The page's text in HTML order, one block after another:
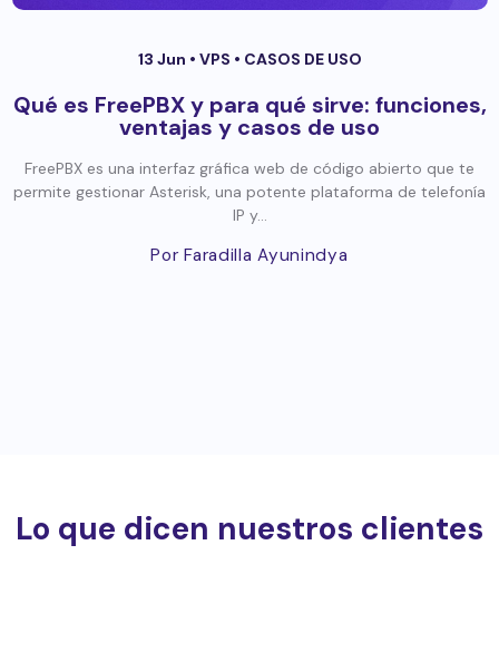
13 Jun • VPS • CASOS DE USO
Qué es FreePBX y para qué sirve: funciones,
ventajas y casos de uso
FreePBX es una interfaz gráfica web de código abierto que te
permite gestionar Asterisk, una potente plataforma de telefonía
IP y...
Por Faradilla Ayunindya
Lo que dicen nuestros clientes